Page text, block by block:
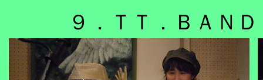
９．ＴＴ．ＢＡＮＤ